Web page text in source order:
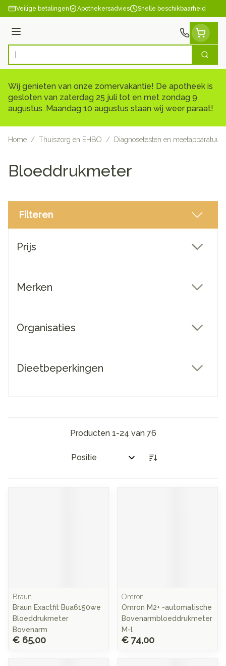
Ga naar de inhoud
Veilige betalingen Apothekersadvies Snelle beschikbaarheid
Menu
Product, merk, categorie... Zoek
Wij genieten van onze zomervakantie! De apotheek is
gesloten van zaterdag 25 juli tot en met zondag 9
augustus. Maandag 10 augustus staan wij weer paraat!
Home / Thuiszorg en EHBO / Diagnosetesten en meetapparatuur
Bloeddrukmeter
Filteren
Prijs
Merken
Organisaties
Dieetbeperkingen
Producten 1-24 van 76
Sorteer op:
Braun
Braun Exactfit Bua6150we
Bloeddrukmeter
Bovenarm
€ 65,00
Omron
Omron M2+ -automatische
Bovenarmbloeddrukmeter
M-l
€ 74,00